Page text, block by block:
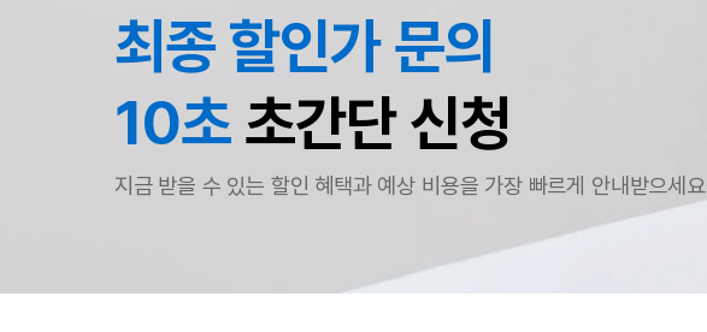
최종 할인가 문의
10초초간단 신청
지금 받을 수 있는 할인 혜택과 예상 비용을 가장 빠르게 안내받으세요